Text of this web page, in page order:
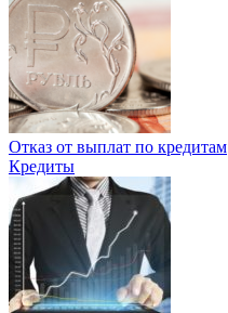
Отказ от выплат по кредитам
Кредиты